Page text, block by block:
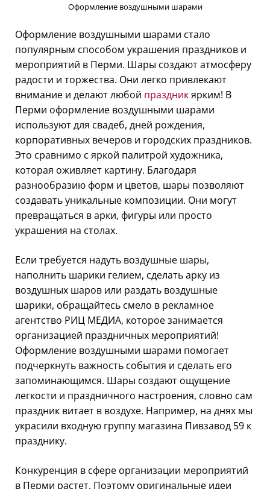
Оформление воздушными шарами
Оформление воздушными шарами стало
популярным способом украшения праздников и
мероприятий в Перми. Шары создают атмосферу
радости и торжества. Они легко привлекают
внимание и делают любой праздникярким! В
Перми оформление воздушными шарами
используют для свадеб, дней рождения,
корпоративных вечеров и городских праздников.
Это сравнимо с яркой палитрой художника,
которая оживляет картину. Благодаря
разнообразию форм и цветов, шары позволяют
создавать уникальные композиции. Они могут
превращаться в арки, фигуры или просто
украшения на столах.
Если требуется надуть воздушные шары,
наполнить шарики гелием, сделать арку из
воздушных шаров или раздать воздушные
шарики, обращайтесь смело в рекламное
агентство РИЦ МЕДИА, которое занимается
организацией праздничных мероприятий!
Оформление воздушными шарами помогает
подчеркнуть важность события и сделать его
запоминающимся. Шары создают ощущение
легкости и праздничного настроения, словно сам
праздник витает в воздухе. Например, на днях мы
украсили входную группу магазина Пивзавод 59 к
празднику.
Конкуренция в сфере организации мероприятий
в Перми растет. Поэтому оригинальные идеи